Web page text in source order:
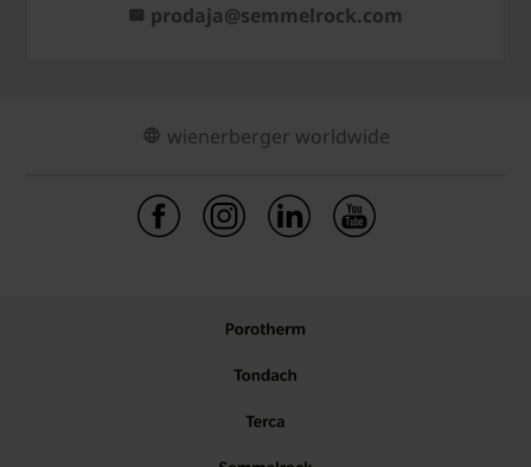
prodaja@semmelrock.com
wienerberger worldwide